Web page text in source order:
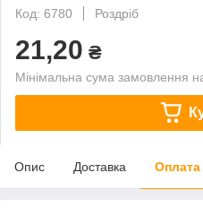
Код: 6780
Роздріб
21,20 ₴
Мінімальна сума замовлення
Опис Доставка Оплата